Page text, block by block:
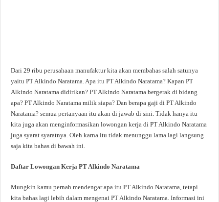
Dari 29 ribu perusahaan manufaktur kita akan membahas salah satunya
yaitu PT Alkindo Naratama. Apa itu PT Alkindo Naratama? Kapan PT
Alkindo Naratama didirikan? PT Alkindo Naratama bergerak di bidang
apa? PT Alkindo Naratama milik siapa? Dan berapa gaji di PT Alkindo
Naratama? semua pertanyaan itu akan di jawab di sini. Tidak hanya itu
kita juga akan menginformasikan lowongan kerja di PT Alkindo Naratama
juga syarat syaratnya. Oleh karna itu tidak menunggu lama lagi langsung
saja kita bahas di bawah ini.
Daftar Lowongan Kerja PT Alkindo Naratama
Mungkin kamu pernah mendengar apa itu PT Alkindo Naratama, tetapi
kita bahas lagi lebih dalam mengenai PT Alkindo Naratama. Informasi ini